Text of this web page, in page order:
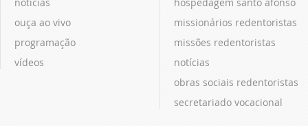
ouça ao vivo
programação
vídeos
missionários redentoristas
missões redentoristas
notícias
obras sociais redentoristas
secretariado vocacional